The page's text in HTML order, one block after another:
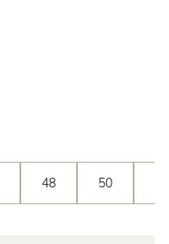
48 50